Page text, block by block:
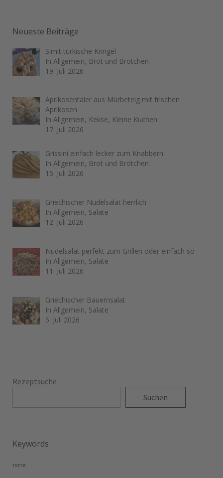
Neueste Beiträge
Simit türkische Kringel
In Allgemein, Brot und Brötchen
19. Juli 2026
Aprikosentaler aus Mürbeteig mit frischen
Aprikosen
In Allgemein, Kekse, Kleine Kuchen
17. Juli 2026
Grissini einfach lecker zum Knabbern
In Allgemein, Brot und Brötchen
15. Juli 2026
Griechischer Nudelsalat herrlich
In Allgemein, Salate
12. Juli 2026
Nudelsalat perfekt zum Grillen oder einfach so
In Allgemein, Salate
11. Juli 2026
Griechischer Bauernsalat
In Allgemein, Salate
5. Juli 2026
Rezeptsuche
Suchen
Keywords
torte